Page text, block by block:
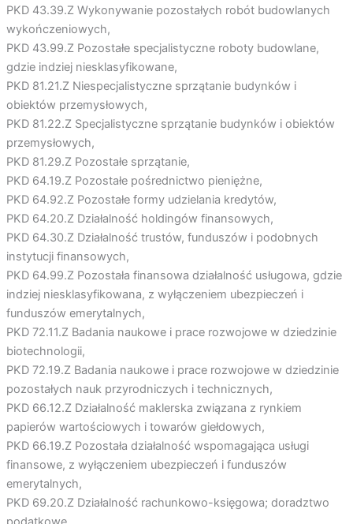
PKD 43.39.Z Wykonywanie pozostałych robót budowlanych
wykończeniowych,
PKD 43.99.Z Pozostałe specjalistyczne roboty budowlane,
gdzie indziej niesklasyfikowane,
PKD 81.21.Z Niespecjalistyczne sprzątanie budynków i
obiektów przemysłowych,
PKD 81.22.Z Specjalistyczne sprzątanie budynków i obiektów
przemysłowych,
PKD 81.29.Z Pozostałe sprzątanie,
PKD 64.19.Z Pozostałe pośrednictwo pieniężne,
PKD 64.92.Z Pozostałe formy udzielania kredytów,
PKD 64.20.Z Działalność holdingów finansowych,
PKD 64.30.Z Działalność trustów, funduszów i podobnych
instytucji finansowych,
PKD 64.99.Z Pozostała finansowa działalność usługowa, gdzie
indziej niesklasyfikowana, z wyłączeniem ubezpieczeń i
funduszów emerytalnych,
PKD 72.11.Z Badania naukowe i prace rozwojowe w dziedzinie
biotechnologii,
PKD 72.19.Z Badania naukowe i prace rozwojowe w dziedzinie
pozostałych nauk przyrodniczych i technicznych,
PKD 66.12.Z Działalność maklerska związana z rynkiem
papierów wartościowych i towarów giełdowych,
PKD 66.19.Z Pozostała działalność wspomagająca usługi
finansowe, z wyłączeniem ubezpieczeń i funduszów
emerytalnych,
PKD 69.20.Z Działalność rachunkowo-księgowa; doradztwo